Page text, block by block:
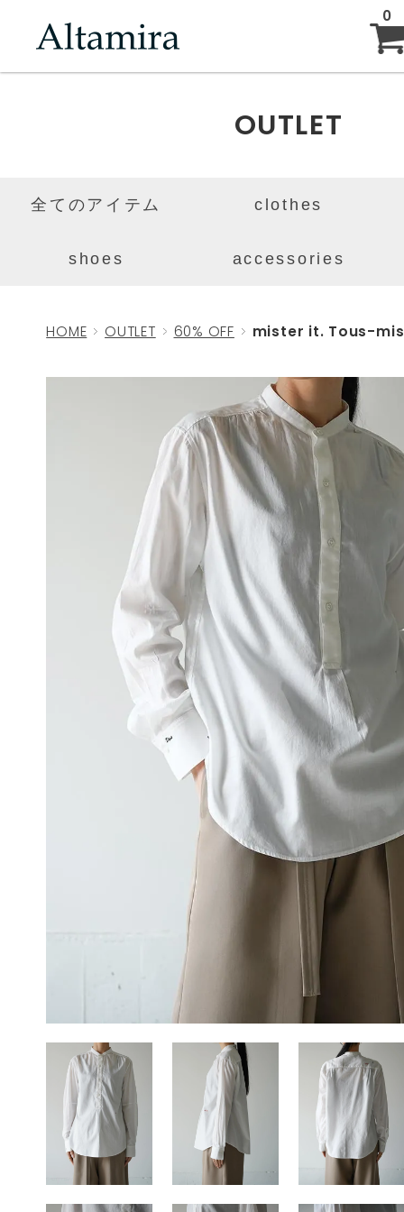
0
ABOUT
BRAND
BLOG
OUTLET
全てのアイテム clothes
shoes accessories
HOME OUTLET 60% OFF mister it. Tous-